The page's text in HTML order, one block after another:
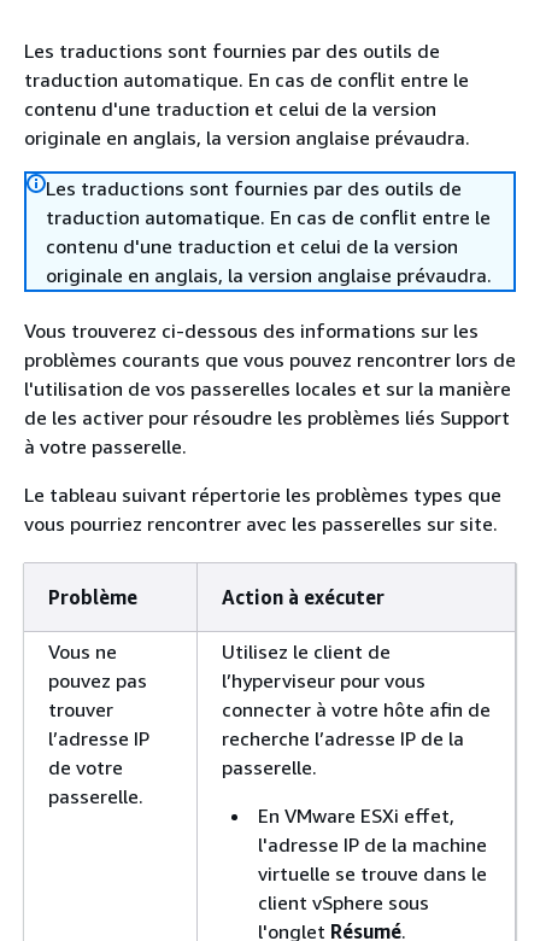
Les traductions sont fournies par des outils de
traduction automatique. En cas de conflit entre le
contenu d'une traduction et celui de la version
originale en anglais, la version anglaise prévaudra.
Les traductions sont fournies par des outils de
traduction automatique. En cas de conflit entre le
contenu d'une traduction et celui de la version
originale en anglais, la version anglaise prévaudra.
Vous trouverez ci-dessous des informations sur les
problèmes courants que vous pouvez rencontrer lors de
l'utilisation de vos passerelles locales et sur la manière
de les activer pour résoudre les problèmes liés Support
à votre passerelle.
Le tableau suivant répertorie les problèmes types que
vous pourriez rencontrer avec les passerelles sur site.
Problème Action à exécuter
Vous ne
pouvez pas
trouver
l’adresse IP
de votre
passerelle.
Utilisez le client de
l’hyperviseur pour vous
connecter à votre hôte afin de
recherche l’adresse IP de la
passerelle.
En VMware ESXi effet,
l'adresse IP de la machine
virtuelle se trouve dans le
client vSphere sous
l'onglet Résumé.